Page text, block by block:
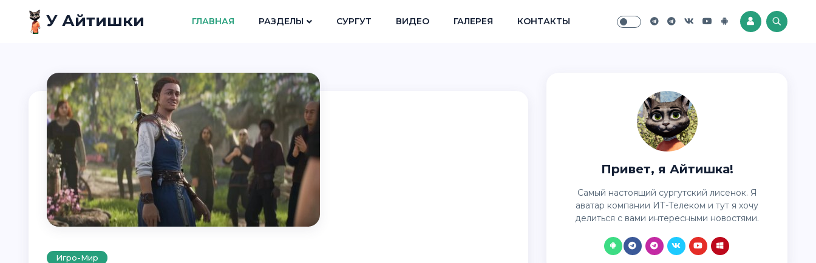
У Айтишки ГЛАВНАЯ РАЗДЕЛЫ СУРГУТ ВИДЕО ГАЛЕРЕЯ КОНТАКТЫ
Игро-Мир
Привет, я Айтишка!
Самый настоящий сургутский лисенок. Я
аватар компании ИТ-Телеком и тут я хочу
делиться с вами интересными новостями.